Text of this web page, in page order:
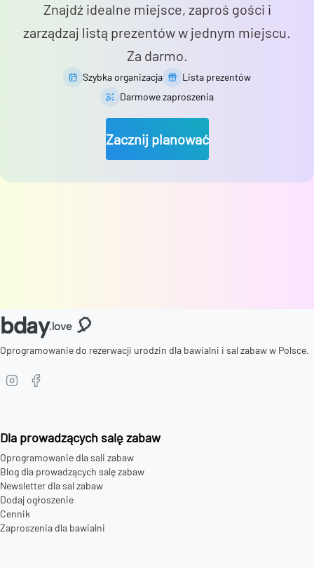
Znajdź idealne miejsce, zaproś gości i
zarządzaj listą prezentów w jednym miejscu.
Za darmo.
Szybka organizacja
Lista prezentów
Darmowe zaproszenia
Zacznij planować
bday.love 🎈
Oprogramowanie do rezerwacji urodzin dla bawialni i sal zabaw w Polsce.
Dla prowadzących salę zabaw
Oprogramowanie dla sali zabaw
Blog dla prowadzących salę zabaw
Newsletter dla sal zabaw
Dodaj ogłoszenie
Cennik
Zaproszenia dla bawialni